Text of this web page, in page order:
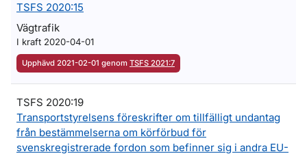
TSFS 2020:15
Vägtrafik
I kraft 2020-04-01
Upphävd 2021-02-01 genom TSFS 2021:7
TSFS 2020:19
Transportstyrelsens föreskrifter om tillfälligt undantag
från bestämmelserna om körförbud för
svenskregistrerade fordon som befinner sig i andra EU-